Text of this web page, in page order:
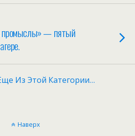
промыслы» — пятый
Из Этой Категории…
Наверх